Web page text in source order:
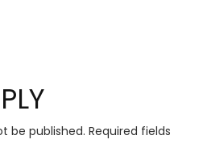
be published. Required fields